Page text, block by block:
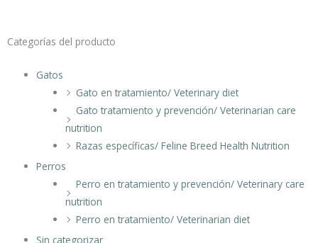
Categorías del producto
Gatos
Gato en tratamiento/ Veterinary diet
Gato tratamiento y prevención/ Veterinarian care
nutrition
Razas específicas/ Feline Breed Health Nutrition
Perros
Perro en tratamiento y prevención/ Veterinary care
nutrition
Perro en tratamiento/ Veterinarian diet
Sin categorizar